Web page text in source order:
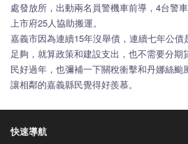
處發放所，出動兩名員警機車前導，4台警
上市府25人協助搬運。
嘉義市因為連續15年沒舉債，連續七年公
足夠，就算政策和建設支出，也不需要分
民好過年，也彌補一下關稅衝擊和丹娜絲
讓相鄰的嘉義縣民覺得好羨慕。
快速導航